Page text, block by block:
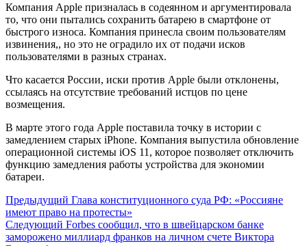
Компания Apple призналась в содеянном и аргументировала
то, что они пытались сохранить батарею в смартфоне от
быстрого износа. Компания принесла своим пользователям
извинения,, но это не оградило их от подачи исков
пользователями в разных странах.
Что касается России, иски против Apple были отклонены,
ссылаясь на отсутствие требований истцов по цене
возмещения.
В марте этого года Apple поставила точку в истории с
замедлением старых iPhone. Компания выпустила обновление
операционной системы iOS 11, которое позволяет отключить
функцию замедления работы устройства для экономии
батареи.
Предыдущий Глава конституционного суда РФ: «Россияне
имеют право на протесты»
Следующий Forbes сообщил, что в швейцарском банке
заморожено миллиард франков на личном счете Виктора